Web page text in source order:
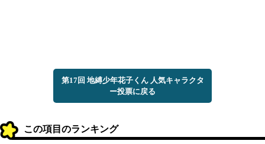
第17回 地縛少年花子くん 人気キャラクタ
ー投票に戻る
この項目のランキング